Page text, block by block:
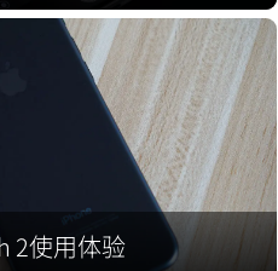
2使用体验